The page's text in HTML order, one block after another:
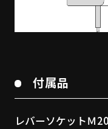
付属品
レバーソケットＭ